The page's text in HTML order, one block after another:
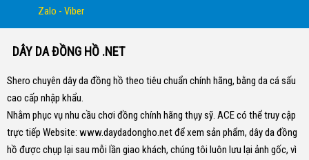
Zalo - Viber
DÂY DA ĐỒNG HỒ .NET
Shero chuyên dây da đồng hồ theo tiêu chuẩn chính hãng, bằng da cá sấu
cao cấp nhập khẩu.
Nhằm phục vụ nhu cầu chơi đồng chính hãng thụy sỹ. ACE có thể truy cập
trực tiếp Website: www.daydadongho.netđể xem sản phẩm, dây da đồng
hồ được chụp lại sau mỗi lần giao khách, chúng tôi luôn lưu lại ảnh gốc, vì